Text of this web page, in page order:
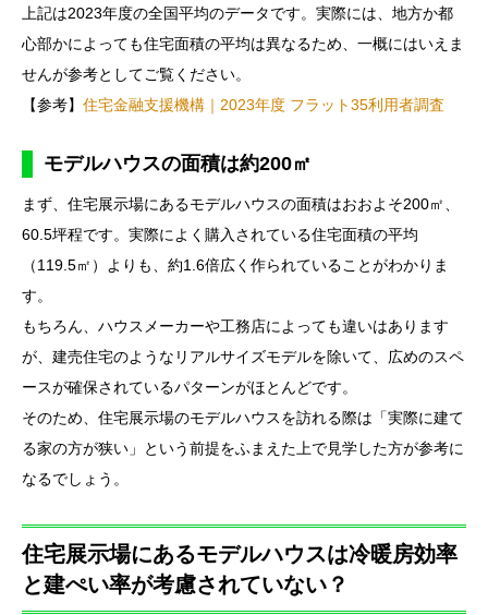
上記は2023年度の全国平均のデータです。実際には、地方か都
心部かによっても住宅面積の平均は異なるため、一概にはいえま
せんが参考としてご覧ください。
【参考】 住宅金融支援機構｜2023年度 フラット35利用者調査
モデルハウスの面積は約200㎡
まず、住宅展示場にあるモデルハウスの面積はおおよそ200㎡、
60.5坪程です。実際によく購入されている住宅面積の平均
（119.5㎡）よりも、約1.6倍広く作られていることがわかりま
す。
もちろん、ハウスメーカーや工務店によっても違いはあります
が、建売住宅のようなリアルサイズモデルを除いて、広めのスペ
ースが確保されているパターンがほとんどです。
そのため、住宅展示場のモデルハウスを訪れる際は「実際に建て
る家の方が狭い」という前提をふまえた上で見学した方が参考に
なるでしょう。
住宅展示場にあるモデルハウスは冷暖房効率
と建ぺい率が考慮されていない？